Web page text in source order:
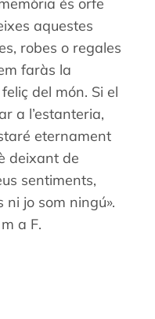
aquestes
robes o regales
faràs la
del món. Si el
a l’estanteria,
eternament
deixant de
sentiments,
ni jo som ningú».
a F.